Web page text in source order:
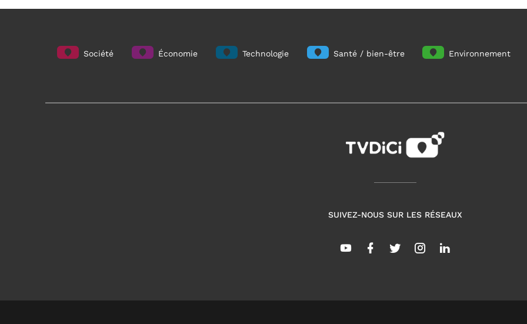
Société Économie Technologie Santé / bien-être Environnement
SUIVEZ-NOUS SUR LES RÉSEAUX